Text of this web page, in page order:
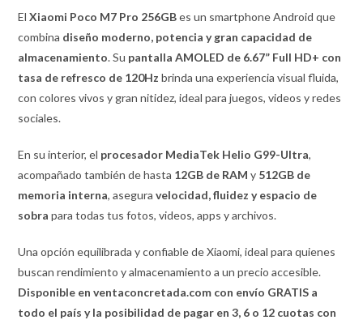
ElXiaomi Poco M7 Pro 256GBes un smartphone Android que
combina diseño moderno, potencia y gran capacidad de
almacenamiento. Su pantalla AMOLED de 6.67” Full HD+ con
tasa de refresco de 120Hz brinda una experiencia visual fluida,
con colores vivos y gran nitidez, ideal para juegos, videos y redes
sociales.
En su interior, el procesador MediaTek Helio G99-Ultra,
acompañado también de hasta 12GB de RAM y 512GB de
memoria interna, aseguravelocidad, fluidez y espacio de
sobra para todas tus fotos, videos, apps y archivos.
Una opción equilibrada y confiable de Xiaomi, ideal para quienes
buscan rendimiento y almacenamiento a un precio accesible.
Disponible en ventaconcretada.com con envío GRATIS a
todo el país y la posibilidad de pagar en 3, 6 o 12 cuotas con